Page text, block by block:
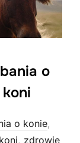
o
o konie,
, zdrowie